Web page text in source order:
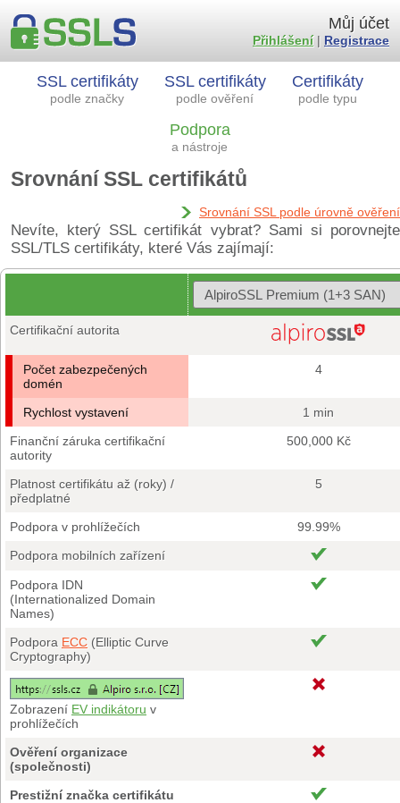
SSL certifikáty
podle značky
SSL certifikáty
podle ověření
Certifikáty
podle typu
Podpora
a nástroje
Můj účet
Přihlášení| Registrace
Srovnání SSL certifikátů
Srovnání SSL podle úrovně ověření
Nevíte, který SSL certifikát vybrat? Sami si porovnejte
SSL/TLS certifikáty, které Vás zajímají:
Certifikační autorita
Počet zabezpečených
domén
4
Rychlost vystavení
1 min
Finanční záruka certifikační
autority
500,000 Kč
Platnost certifikátu až (roky) /
předplatné
5
Podpora v prohlížečích
99.99%
Podpora mobilních zařízení
Podpora IDN
(Internationalized Domain
Names)
Podpora ECC (Elliptic Curve
Cryptography)
Zobrazení EV indikátoru v
prohlížečích
Ověření organizace
(společnosti)
Prestižní značka certifikátu